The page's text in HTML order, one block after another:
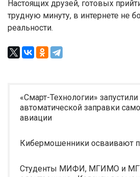
Настоящих друзей, готовых
трудную минуту, в интернете не
реальности.
«Смарт-Технологии»
автоматической заправки
авиации
Кибермошенники осваивают
Студенты МИФИ, МГИМО и